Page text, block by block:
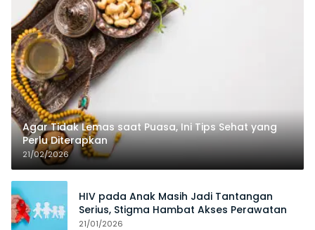
Agar Tidak Lemas saat Puasa, Ini Tips Sehat yang
Perlu Diterapkan
21/02/2026
HIV pada Anak Masih Jadi Tantangan
Serius, Stigma Hambat Akses Perawatan
21/01/2026